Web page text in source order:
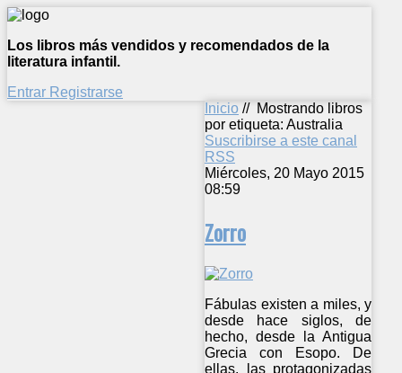
Los libros más vendidos y recomendados de la
literatura infantil.
Entrar Registrarse
Inicio // Mostrando libros
por etiqueta: Australia
Suscribirse a este canal
RSS
Miércoles, 20 Mayo 2015
08:59
Zorro
Fábulas existen a miles, y
desde hace siglos, de
hecho, desde la Antigua
Grecia con Esopo. De
ellas, las protagonizadas